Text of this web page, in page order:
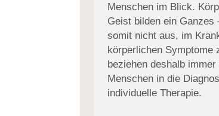
Menschen im Blick.
Geist bilden ein Ganzes
somit nicht aus, im
körperlichen Symptome
beziehen deshalb
Menschen in die
individuelle Therapie.